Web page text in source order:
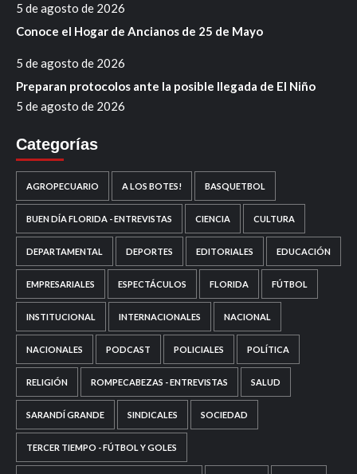
5 de agosto de 2026
Conoce el Hogar de Ancianos de 25 de Mayo
5 de agosto de 2026
Preparan protocolos ante la posible llegada de El Niño
5 de agosto de 2026
Categorías
AGROPECUARIO A LOS BOTES! BASQUETBOL
BUEN DÍA FLORIDA - ENTREVISTAS CIENCIA CULTURA
DEPARTAMENTAL DEPORTES EDITORIALES EDUCACIÓN
EMPRESARIALES ESPECTÁCULOS FLORIDA FÚTBOL
INSTITUCIONAL INTERNACIONALES NACIONAL
NACIONALES PODCAST POLICIALES POLÍTICA
RELIGIÓN ROMPECABEZAS - ENTREVISTAS SALUD
SARANDÍ GRANDE SINDICALES SOCIEDAD
TERCER TIEMPO - FÚTBOL Y GOLES